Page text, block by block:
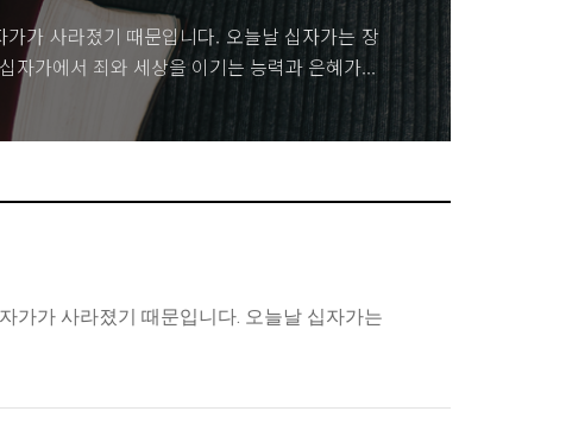
가 사라졌기 때문입니다. 오늘날 십자가는 장
자가에서 죄와 세상을 이기는 능력과 은혜가...
가가 사라졌기 때문입니다. 오늘날 십자가는